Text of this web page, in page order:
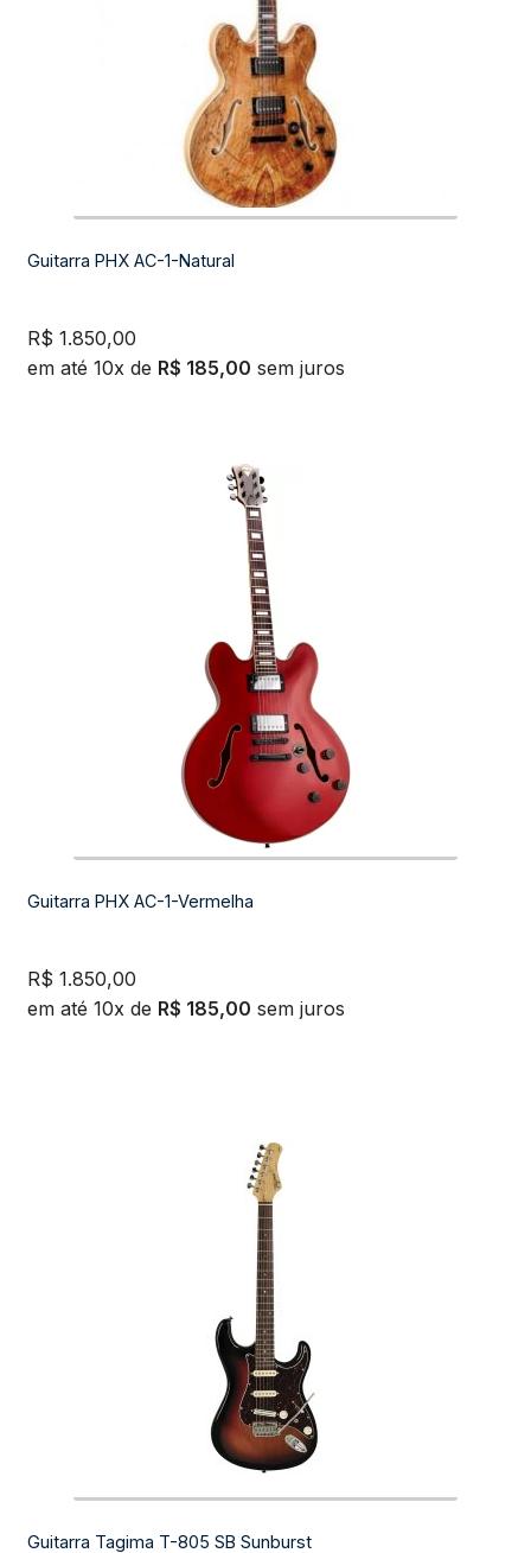
Guitarra PHX AC-1-Natural
R$ 1.850,00
em até 10x de R$ 185,00 sem juros
Guitarra PHX AC-1-Vermelha
R$ 1.850,00
em até 10x de R$ 185,00 sem juros
Guitarra Tagima T-805 SB Sunburst